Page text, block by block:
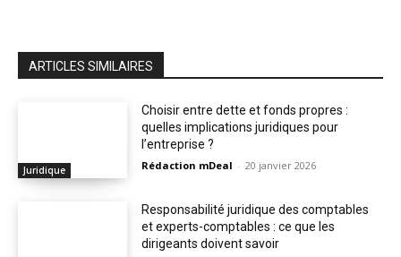
ARTICLES SIMILAIRES
Juridique
Choisir entre dette et fonds propres :
quelles implications juridiques pour
l’entreprise ?
Rédaction mDeal - 20 janvier 2026
Responsabilité juridique des comptables
et experts-comptables : ce que les
dirigeants doivent savoir